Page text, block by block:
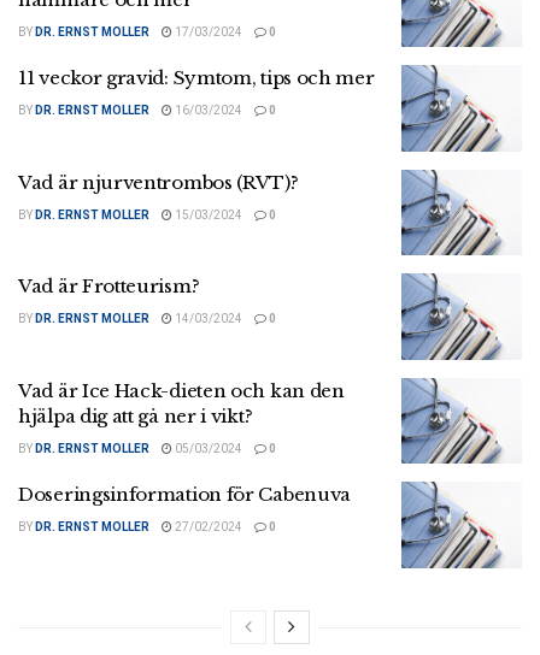
BY DR. ERNST MOLLER 17/03/2024 0
11 veckor gravid: Symtom, tips och mer
BY DR. ERNST MOLLER 16/03/2024 0
Vad är njurventrombos (RVT)?
BY DR. ERNST MOLLER 15/03/2024 0
Vad är Frotteurism?
BY DR. ERNST MOLLER 14/03/2024 0
Vad är Ice Hack-dieten och kan den
hjälpa dig att gå ner i vikt?
BY DR. ERNST MOLLER 05/03/2024 0
Doseringsinformation för Cabenuva
BY DR. ERNST MOLLER 27/02/2024 0